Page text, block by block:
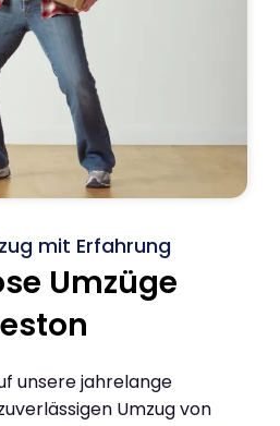
mit Erfahrung
Umzüge
unsere jahrelange
Umzug von